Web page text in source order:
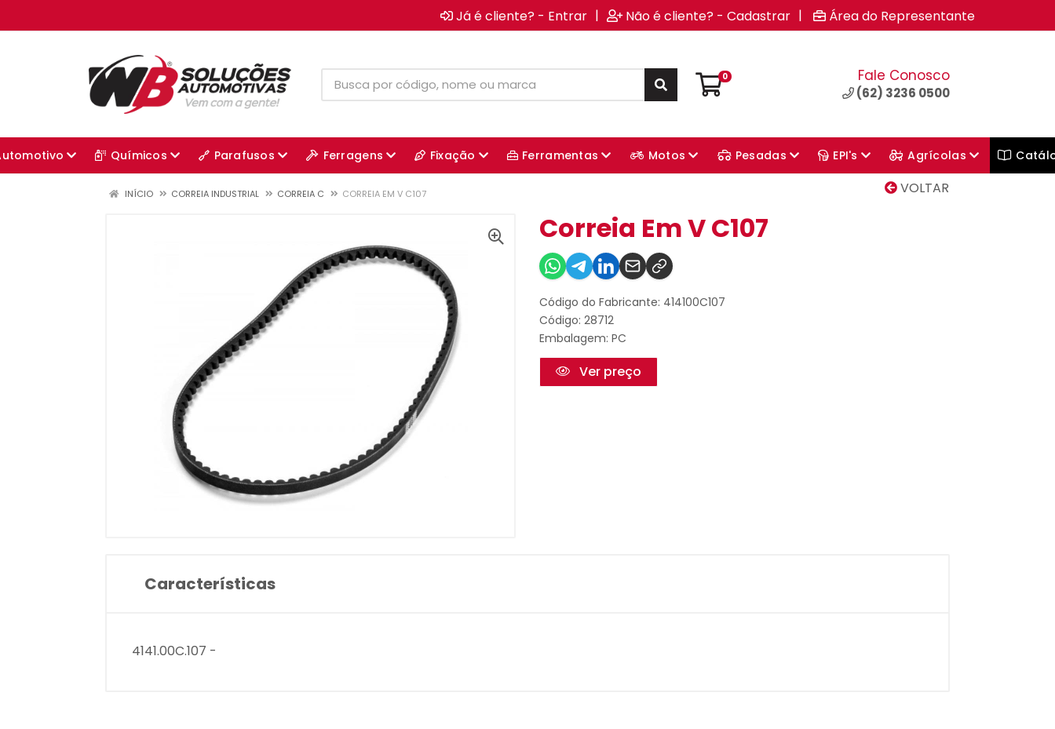
Já é cliente? - Entrar | Não é cliente? - Cadastrar | Área do Representante
0 Fale Conosco
(62) 3236 0500
Químicos Parafusos Ferragens Fixação Ferramentas Motos Pesadas EPI's Agrícolas
VOLTAR
INÍCIO CORREIA INDUSTRIAL CORREIA C CORREIA EM V C107
Correia Em V C107
Código do Fabricante: 414100C107
Código: 28712
Embalagem: PC
Ver preço
Características
4141.00C.107 -